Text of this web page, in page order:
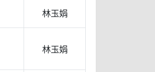
林玉娟
林玉娟